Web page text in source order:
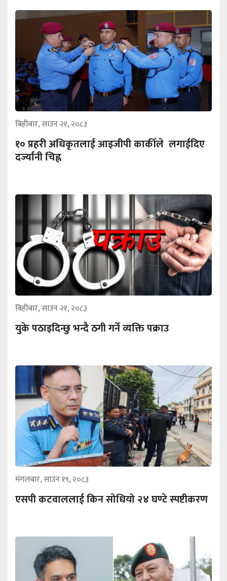
बिहीबार, साउन २१, २०८३
१० प्रहरी अधिकृतलाई आइजीपी कार्कीले लगाईदिए
दर्ज्यानी चिह्न
बिहीबार, साउन २१, २०८३
युके पठाइदिन्छु भन्दै ठगी गर्ने व्यक्ति पक्राउ
मंगलबार, साउन १९, २०८३
एसपी कटवाललाई किन सोधियो २४ घण्टे स्पष्टीकरण